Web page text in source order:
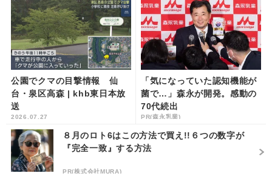
公園でクマの目撃情報 仙
台・泉区高森 | khb東日本放
送
2026.07.27
「気になっていた認知機能が
菌で…」森永が開発。感動の
70代続出
PR(森永乳業)
８月のロト6はこの方法で買え!!６つの数字が
『完全一致』する方法
PR(株式会社MURA)